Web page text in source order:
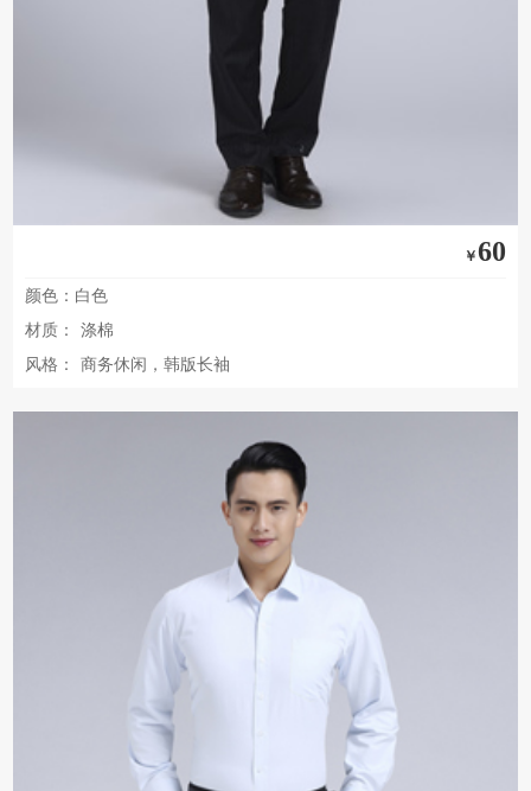
￥60
颜色：白色
材质：
涤棉
风格：
商务休闲，韩版长袖